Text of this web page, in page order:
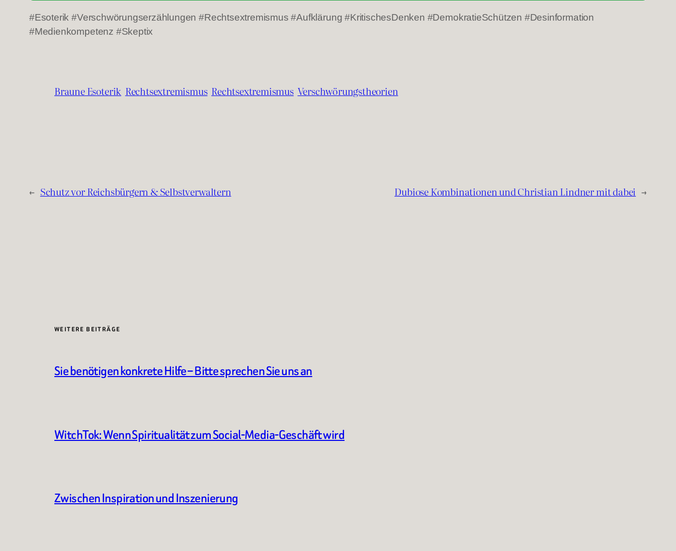
#Esoterik #Verschwörungserzählungen #Rechtsextremismus #Aufklärung #KritischesDenken #DemokratieSchützen #Desinformation
#Medienkompetenz #Skeptix
Braune Esoterik Rechtsextremismus Rechtsextremismus Verschwörungstheorien
← Schutz vor Reichsbürgern & Selbstverwaltern Dubiose Kombinationen und Christian Lindner mit dabei →
WEITERE BEITRÄGE
Sie benötigen konkrete Hilfe – Bitte sprechen Sie uns an
WitchTok: Wenn Spiritualität zum Social-Media-Geschäft wird
Zwischen Inspiration und Inszenierung